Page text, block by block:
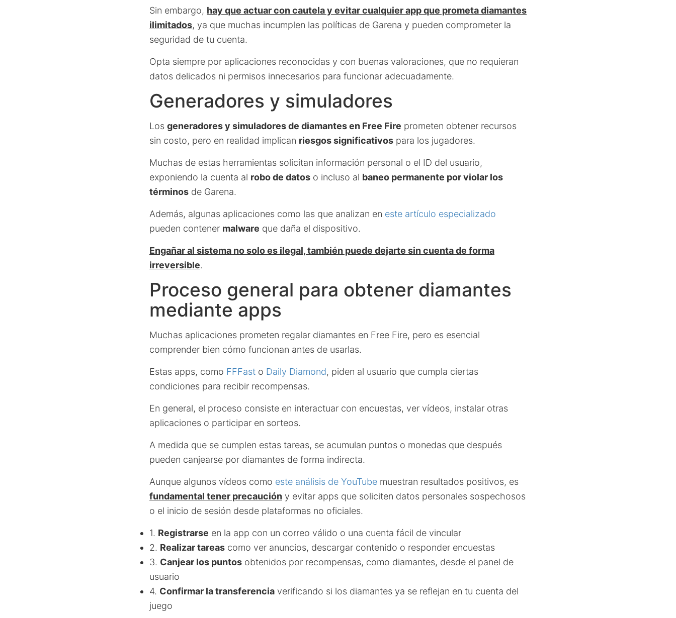
Sin embargo, hay que actuar con cautela y evitar cualquier app que prometa diamantes
ilimitados, ya que muchas incumplen las políticas de Garena y pueden comprometer la
seguridad de tu cuenta.
Opta siempre por aplicaciones reconocidas y con buenas valoraciones, que no requieran
datos delicados ni permisos innecesarios para funcionar adecuadamente.
Generadores y simuladores
Los generadores y simuladores de diamantes en Free Fire prometen obtener recursos
sin costo, pero en realidad implican riesgos significativos para los jugadores.
Muchas de estas herramientas solicitan información personal o el ID del usuario,
exponiendo la cuenta al robo de datos o incluso al baneo permanente por violar los
términos de Garena.
Además, algunas aplicaciones como las que analizan en este artículo especializado
pueden contener malware que daña el dispositivo.
Engañar al sistema no solo es ilegal, también puede dejarte sin cuenta de forma
irreversible.
Proceso general para obtener diamantes
mediante apps
Muchas aplicaciones prometen regalar diamantes en Free Fire, pero es esencial
comprender bien cómo funcionan antes de usarlas.
Estas apps, como FFFast o Daily Diamond, piden al usuario que cumpla ciertas
condiciones para recibir recompensas.
En general, el proceso consiste en interactuar con encuestas, ver vídeos, instalar otras
aplicaciones o participar en sorteos.
A medida que se cumplen estas tareas, se acumulan puntos o monedas que después
pueden canjearse por diamantes de forma indirecta.
Aunque algunos vídeos como este análisis de YouTube muestran resultados positivos, es
fundamental tener precaución y evitar apps que soliciten datos personales sospechosos
o el inicio de sesión desde plataformas no oficiales.
1. Registrarse en la app con un correo válido o una cuenta fácil de vincular
2. Realizar tareas como ver anuncios, descargar contenido o responder encuestas
3. Canjear los puntos obtenidos por recompensas, como diamantes, desde el panel de
usuario
4. Confirmar la transferencia verificando si los diamantes ya se reflejan en tu cuenta del
juego